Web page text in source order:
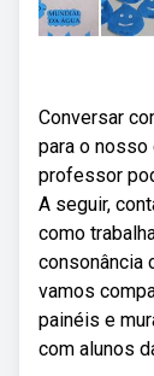
Conversar
para o nosso
professor
A seguir,
como
consonância
vamos
painéis e
com alunos